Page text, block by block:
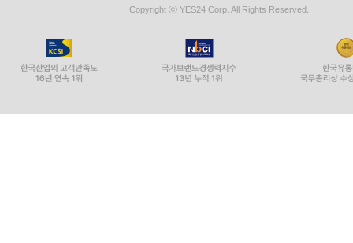
Copyright ⓒ YES24 Corp. All Rights Reserved.